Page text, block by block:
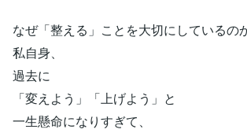
なぜ「整える」ことを大切にしているの
私自身、
過去に
「変えよう」「上げよう」と
一生懸命になりすぎて、